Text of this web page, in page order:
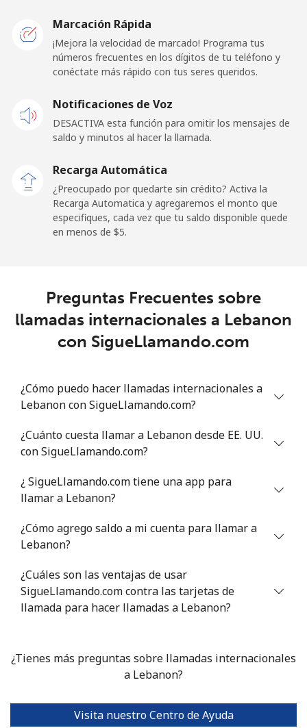
Línea fija ⁦53.5¢⁩ 18 min por ⁦$10⁩
⁦36.5¢⁩ 27 min por ⁦$10⁩
Celular ⁦29.9¢⁩ 33 min por ⁦$10⁩
Liechtenstein
Celular 105 min por ⁦$10⁩
Lithuania
Celular ⁦4.1¢⁩ 243 min por ⁦$10⁩ ⁦6¢⁩
Luxembourg
Celular ⁦19.9¢⁩
Marcación Rápida
¡Mejora la velocidad de marcado! Programa tus
números frecuentes en los dígitos de tu teléfono y
conéctate más rápido con tus seres queridos.
Notificaciones de Voz
DESACTIVA esta función para omitir los mensajes de
saldo y minutos al hacer la llamada.
Recarga Automática
¿Preocupado por quedarte sin crédito? Activa la
Recarga Automatica y agregaremos el monto que
especifiques, cada vez que tu saldo disponible quede
en menos de ⁦$5⁩.
Preguntas Frecuentes sobre
llamadas internacionales a Lebanon
con SigueLlamando.com
¿Cómo puedo hacer llamadas internacionales a
Lebanon con SigueLlamando.com?
¿Cuánto cuesta llamar a Lebanon desde EE. UU.
con SigueLlamando.com?
¿ SigueLlamando.com tiene una app para
llamar a Lebanon?
¿Cómo agrego saldo a mi cuenta para llamar a
Lebanon?
¿Cuáles son las ventajas de usar
SigueLlamando.com contra las tarjetas de
llamada para hacer llamadas a Lebanon?
¿Tienes más preguntas sobre llamadas internacionales
a Lebanon?
Visita nuestro Centro de Ayuda